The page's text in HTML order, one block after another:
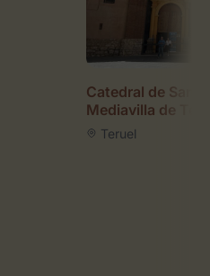
Catedral de
Mediavilla de
Teruel